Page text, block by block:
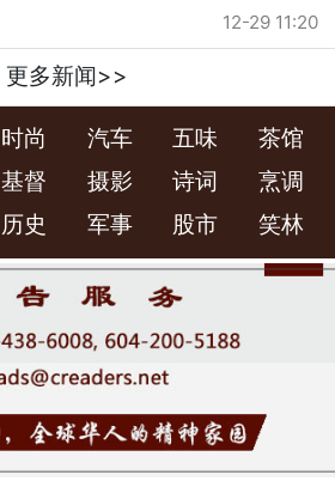
12-29 11:20
更多新闻>>
时尚 汽车 五味
茶馆
基督 摄影 诗词
烹调
历史 军事 股市 笑林